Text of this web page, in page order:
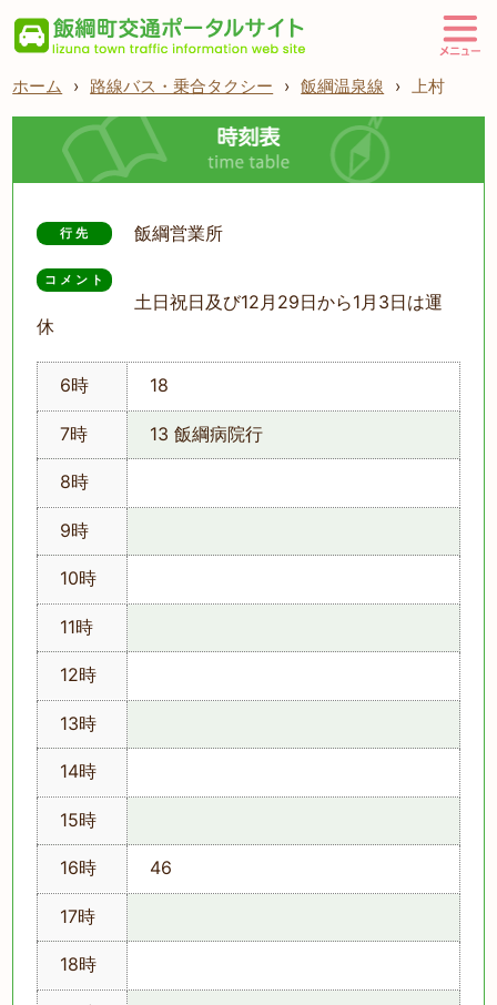
ホーム › 路線バス・乗合タクシー › 飯綱温泉線 › 上村
行先 飯綱営業所
コメント
土日祝日及び12月29日から1月3日は運
休
6時 18
7時 13 飯綱病院行
8時
9時
10時
11時
12時
13時
14時
15時
16時 46
17時
18時